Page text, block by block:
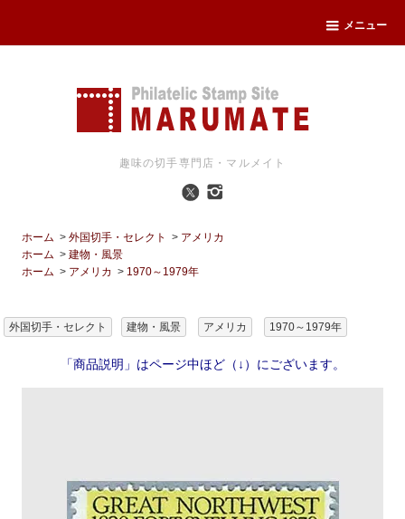
メニュー
趣味の切手専門店・マルメイト
ホーム >外国切手・セレクト > アメリカ
ホーム >建物・風景
ホーム > アメリカ > 1970～1979年
外国切手・セレクト 建物・風景 アメリカ 1970～1979年
「商品説明」はページ中ほど（↓）にございます。